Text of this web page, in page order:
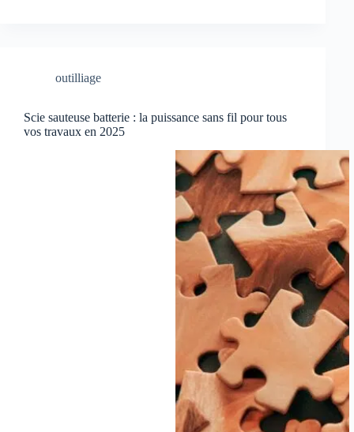
outilliage
Scie sauteuse batterie : la puissance sans fil pour tous
vos travaux en 2025